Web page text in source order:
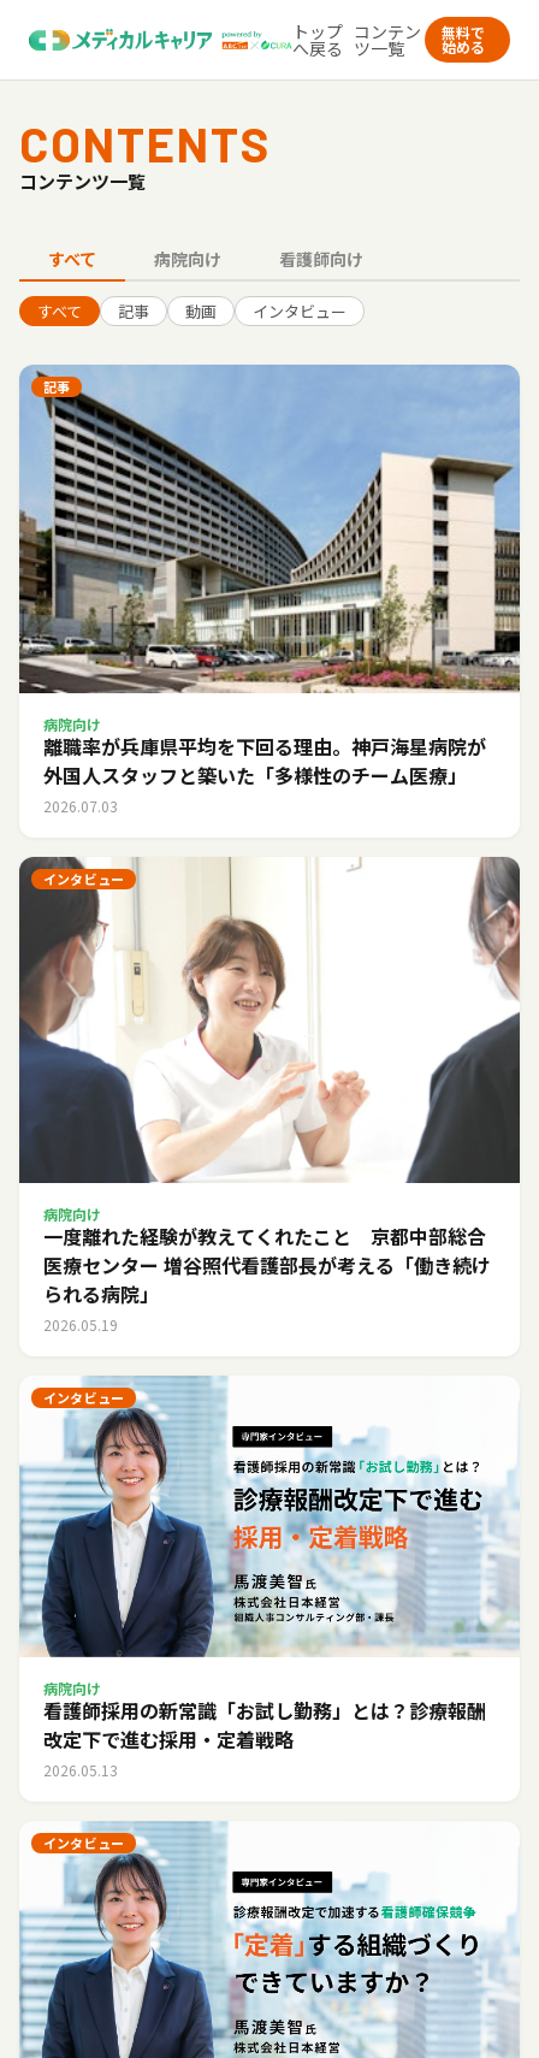
トップ
へ戻る
コンテン
ツ一覧
無料で
始める
CONTENTS
コンテンツ一覧
すべて 病院向け 看護師向け
すべて 記事 動画 インタビュー
記事
病院向け
離職率が兵庫県平均を下回る理由。神戸海星病院が
外国人スタッフと築いた「多様性のチーム医療」
2026.07.03
インタビュー
病院向け
一度離れた経験が教えてくれたこと 京都中部総合
医療センター 増谷照代看護部長が考える「働き続け
られる病院」
2026.05.19
インタビュー
病院向け
看護師採用の新常識「お試し勤務」とは？診療報酬
改定下で進む採用・定着戦略
2026.05.13
インタビュー